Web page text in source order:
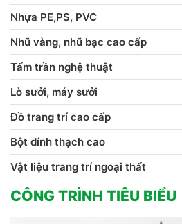
Nhựa PE,PS, PVC
Nhũ vàng, nhũ bạc cao cấp
Tấm trần nghệ thuật
Lò sưởi, máy sưởi
Đồ trang trí cao cấp
Bột dính thạch cao
Vật liệu trang trí ngoại thất
CÔNG TRÌNH TIÊU BIỂU